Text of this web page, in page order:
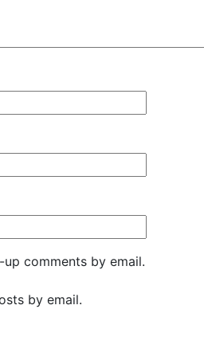
comments by email.
by email.